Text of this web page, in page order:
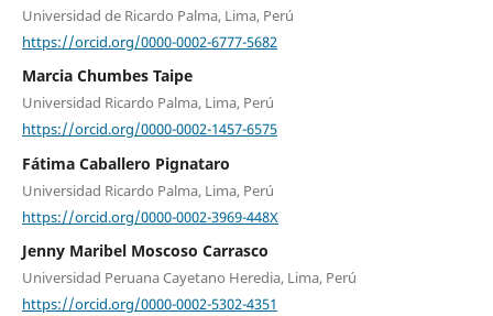
Universidad de Ricardo Palma, Lima, Perú
https://orcid.org/0000-0002-6777-5682
Marcia Chumbes Taipe
Universidad Ricardo Palma, Lima, Perú
https://orcid.org/0000-0002-1457-6575
Fátima Caballero Pignataro
Universidad Ricardo Palma, Lima, Perú
https://orcid.org/0000-0002-3969-448X
Jenny Maribel Moscoso Carrasco
Universidad Peruana Cayetano Heredia, Lima, Perú
https://orcid.org/0000-0002-5302-4351